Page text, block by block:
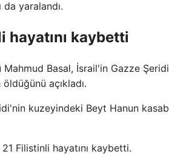
da yaralandı.
hayatını kaybetti
Basal, İsrail'in Gazze
açıkladı.
kuzeyindeki Beyt Hanun
Filistinli hayatını kaybetti.